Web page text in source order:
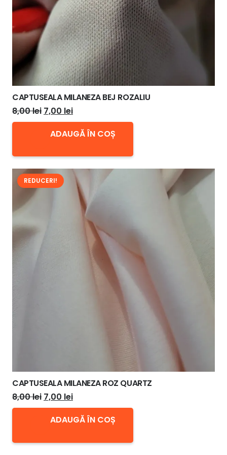
CAPTUSEALA MILANEZA BEJ ROZALIU
8,00lei Prețul
inițial
8,00 lei.
7,00 leiPrețul
curent
este:
ADAUGĂ ÎN COȘ
REDUCERI!
CAPTUSEALA MILANEZA ROZ QUARTZ
8,00lei Prețul
inițial
7,00 leiPrețul
curent
este:
ADAUGĂ ÎN COȘ